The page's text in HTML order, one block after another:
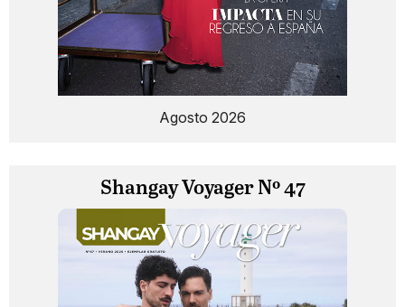
Agosto 2026
Shangay Voyager Nº 47